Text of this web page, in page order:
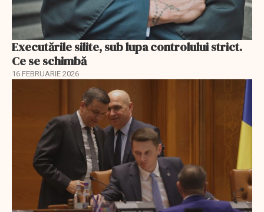
Executările silite, sub lupa controlului strict.
Ce se schimbă
16 FEBRUARIE 2026